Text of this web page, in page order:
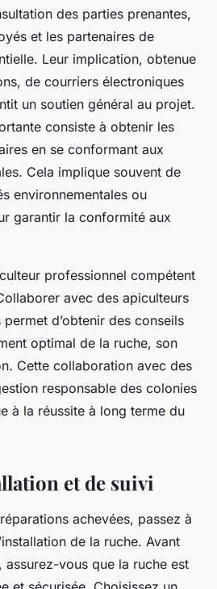
des parties prenantes,
et les partenaires de
Leur implication, obtenue
de courriers électroniques
un soutien général au projet.
consiste à obtenir les
en se conformant aux
Cela implique souvent de
environnementales ou
garantir la conformité aux
professionnel compétent
avec des apiculteurs
d’obtenir des conseils
optimal de la ruche, son
Cette collaboration avec des
responsable des colonies
à la réussite à long terme du
et de suivi
achevées, passez à
de la ruche. Avant
assurez-vous que la ruche est